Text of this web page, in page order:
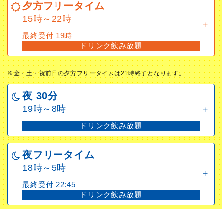
最終受付 19時
※金・土・祝前日の夕方フリータイムは21時終了となりま
す。
夜 30分
19時～8時
夜フリータイム
18時～5時
最終受付 22:45
深夜フリータイム
夕方フリータイム
15時～22時
最終受付 19時
ドリンク飲み放題
※金・土・祝前日の夕方フリータイムは21時終了となります。
夜 30分
19時～8時
ドリンク飲み放題
夜フリータイム
18時～5時
最終受付 22:45
ドリンク飲み放題